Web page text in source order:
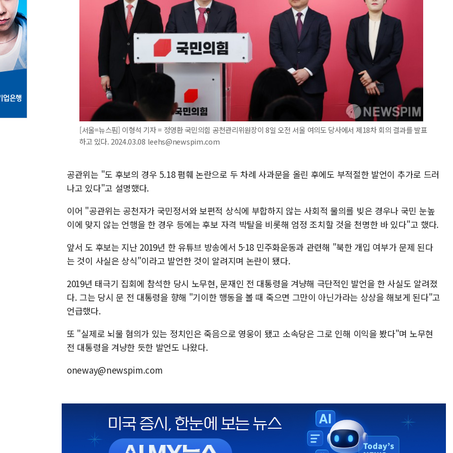
[서울=뉴스핌] 이형석 기자 = 정영환 국민의힘 공천관리위원장이 8일 오전 서울 여의도 당사에서 제18차 회의 결과를 발표
하고 있다. 2024.03.08 leehs@newspim.com
공관위는 "도 후보의 경우 5.18 폄훼 논란으로 두 차례 사과문을 올린 후에도 부적절한 발언이 추가로 드러
나고 있다"고 설명했다.
이어 "공관위는 공천자가 국민정서와 보편적 상식에 부합하지 않는 사회적 물의를 빚은 경우나 국민 눈높
이에 맞지 않는 언행을 한 경우 등에는 후보 자격 박탈을 비롯해 엄정 조치할 것을 천명한 바 있다"고 했다.
앞서 도 후보는 지난 2019년 한 유튜브 방송에서 5·18 민주화운동과 관련해 "북한 개입 여부가 문제 된다
는 것이 사실은 상식"이라고 발언한 것이 알려지며 논란이 됐다.
2019년 태극기 집회에 참석한 당시 노무현, 문재인 전 대통령을 겨냥해 극단적인 발언을 한 사실도 알려졌
다. 그는 당시 문 전 대통령을 향해 "기이한 행동을 볼 때 죽으면 그만이 아닌가라는 상상을 해보게 된다"고
언급했다.
또 "실제로 뇌물 혐의가 있는 정치인은 죽음으로 영웅이 됐고 소속당은 그로 인해 이익을 봤다"며 노무현
전 대통령을 겨냥한 듯한 발언도 나왔다.
oneway@newspim.com